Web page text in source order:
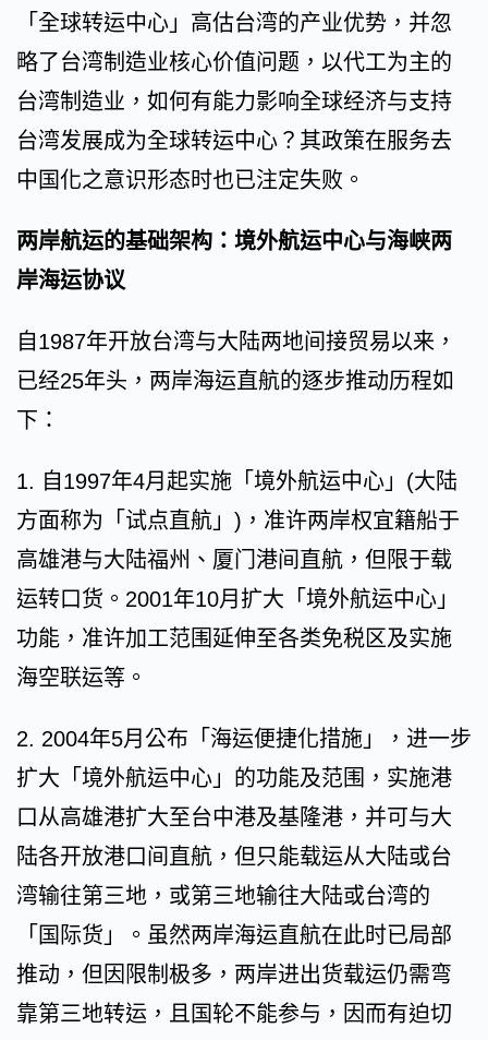
「全球转运中心」高估台湾的产业优势，并忽
略了台湾制造业核心价值问题，以代工为主的
台湾制造业，如何有能力影响全球经济与支持
台湾发展成为全球转运中心？其政策在服务去
中国化之意识形态时也已注定失败。
两岸航运的基础架构：境外航运中心与海峡两
岸海运协议
自1987年开放台湾与大陆两地间接贸易以来，
已经25年头，两岸海运直航的逐步推动历程如
下：
1. 自1997年4月起实施「境外航运中心」(大陆
方面称为「试点直航」)，准许两岸权宜籍船于
高雄港与大陆福州、厦门港间直航，但限于载
运转口货。2001年10月扩大「境外航运中心」
功能，准许加工范围延伸至各类免税区及实施
海空联运等。
2. 2004年5月公布「海运便捷化措施」，进一步
扩大「境外航运中心」的功能及范围，实施港
口从高雄港扩大至台中港及基隆港，并可与大
陆各开放港口间直航，但只能载运从大陆或台
湾输往第三地，或第三地输往大陆或台湾的
「国际货」。虽然两岸海运直航在此时已局部
推动，但因限制极多，两岸进出货载运仍需弯
靠第三地转运，且国轮不能参与，因而有迫切